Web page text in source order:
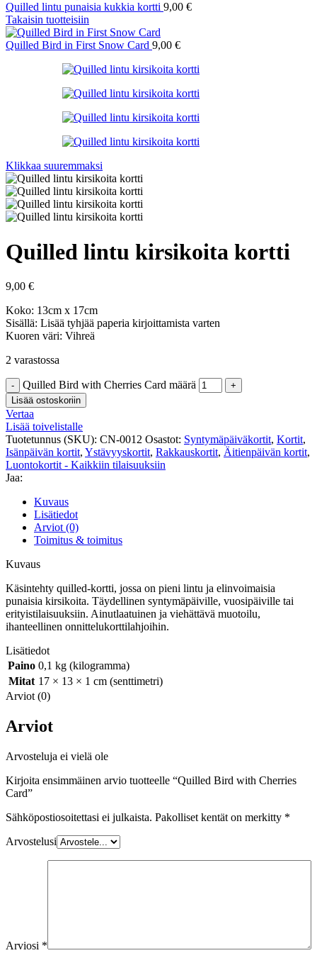
Quilled lintu punaisia kukkia kortti 9,00 €
Takaisin tuotteisiin
Quilled Bird in First Snow Card 9,00 €
Klikkaa suuremmaksi
Quilled lintu kirsikoita kortti
9,00 €
Koko: 13cm x 17cm
Sisällä: Lisää tyhjää paperia kirjoittamista varten
Kuoren väri: Vihreä
2 varastossa
Quilled Bird with Cherries Card määrä
Lisää ostoskoriin
Vertaa
Lisää toivelistalle
Tuotetunnus (SKU): CN-0012 Osastot: Syntymäpäiväkortit, Kortit,
Isänpäivän kortit, Ystävyyskortit, Rakkauskortit, Äitienpäivän kortit,
Luontokortit - Kaikkiin tilaisuuksiin
Jaa:
Kuvaus
Lisätiedot
Arviot (0)
Toimitus & toimitus
Kuvaus
Käsintehty quilled-kortti, jossa on pieni lintu ja elinvoimaisia
punaisia kirsikoita. Täydellinen syntymäpäiville, vuosipäiville tai
erityistilaisuuksiin. Ainutlaatuinen ja viehättävä muotoilu,
ihanteellinen onnittelukorttilahjoihin.
Lisätiedot
Paino 0,1 kg (kilogramma)
Mitat 17 × 13 × 1 cm (senttimetri)
Arviot (0)
Arviot
Arvosteluja ei vielä ole
Kirjoita ensimmäinen arvio tuotteelle “Quilled Bird with Cherries
Card”
Sähköpostiosoitettasi ei julkaista. Pakolliset kentät on merkitty *
Arvostelusi
Arviosi *